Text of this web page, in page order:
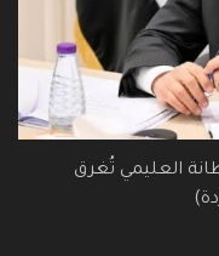
العليمي تُغرق